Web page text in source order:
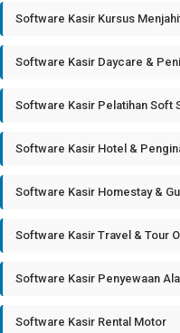
Software Kasir Kursus
Software Kasir Daycare &
Software Kasir Pelatihan Soft
Software Kasir Hotel &
Software Kasir Homestay &
Software Kasir Travel & Tour
Software Kasir Penyewaan
Software Kasir Rental Motor